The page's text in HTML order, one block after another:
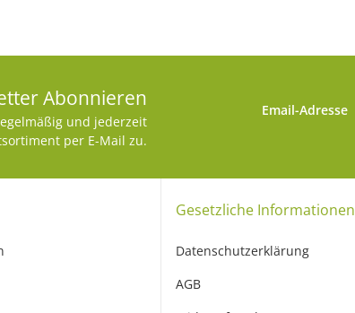
Abonnieren
und jederzeit
per E-Mail zu.
Email-Adresse
Gesetzliche Informationen
Datenschutzerklärung
AGB